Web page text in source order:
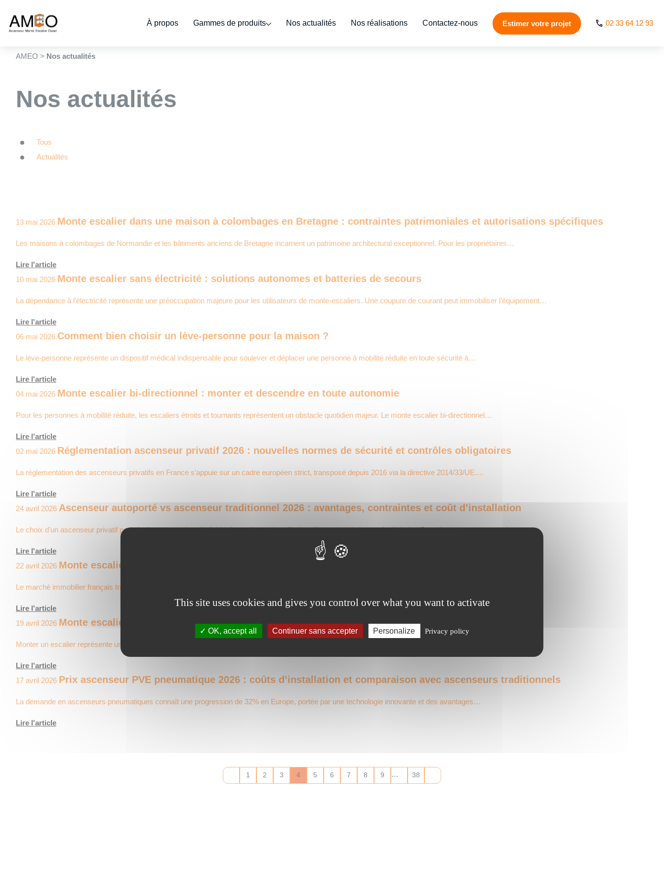
This site uses cookies and gives you control over what you want to activate
OK, accept all Continuer sans accepter Personalize Privacy policy
À propos Gammes de produits Nos actualités Nos réalisations Contactez-nous Estimer votre projet 02 33 64 12 93
AMEO > Nos actualités
Nos actualités
Tous
Actualités
13 mai 2026 Monte escalier dans une maison à colombages en Bretagne : contraintes patrimoniales et autorisations spécifiques
Les maisons à colombages de Normandie et les bâtiments anciens de Bretagne incarnent un patrimoine architectural exceptionnel. Pour les propriétaires…
Lire l'article
10 mai 2026 Monte escalier sans électricité : solutions autonomes et batteries de secours
La dépendance à l’électricité représente une préoccupation majeure pour les utilisateurs de monte-escaliers. Une coupure de courant peut immobiliser l’équipement…
Lire l'article
06 mai 2026 Comment bien choisir un lève-personne pour la maison ?
Le lève-personne représente un dispositif médical indispensable pour soulever et déplacer une personne à mobilité réduite en toute sécurité à…
Lire l'article
04 mai 2026 Monte escalier bi-directionnel : monter et descendre en toute autonomie
Pour les personnes à mobilité réduite, les escaliers étroits et tournants représentent un obstacle quotidien majeur. Le monte escalier bi-directionnel…
Lire l'article
02 mai 2026 Réglementation ascenseur privatif 2026 : nouvelles normes de sécurité et contrôles obligatoires
La réglementation des ascenseurs privatifs en France s’appuie sur un cadre européen strict, transposé depuis 2016 via la directive 2014/33/UE.…
Lire l'article
24 avril 2026 Ascenseur autoporté vs ascenseur traditionnel 2026 : avantages, contraintes et coût d’installation
Le choix d’un ascenseur privatif pour équiper une maison individuelle soulève aujourd’hui un dilemme technique et budgétaire. Entre l’ascenseur autoporté…
Lire l'article
22 avril 2026 Monte escalier et revente immobilière : impact sur la valeur de la maison en 2026
Le marché immobilier français traverse une période de transformation marquée par le vieillissement démographique. En 2026, plus de 20% de…
Lire l'article
19 avril 2026 Monte escalier pour obèses et personnes en surpoids : capacité de charge et sièges renforcés 2026
Monter un escalier représente un véritable défi pour les personnes en surpoids. Cette activité quotidienne peut entraîner des risques importants…
Lire l'article
17 avril 2026 Prix ascenseur PVE pneumatique 2026 : coûts d’installation et comparaison avec ascenseurs traditionnels
La demande en ascenseurs pneumatiques connaît une progression de 32% en Europe, portée par une technologie innovante et des avantages…
Lire l'article
1 2 3 4 5 6 7 8 9 … 38